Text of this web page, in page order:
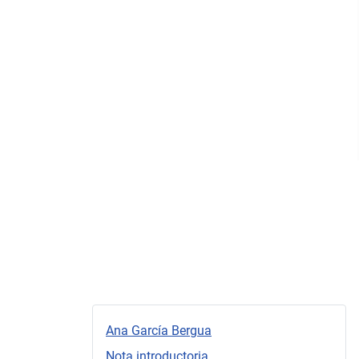
Ana García Bergua